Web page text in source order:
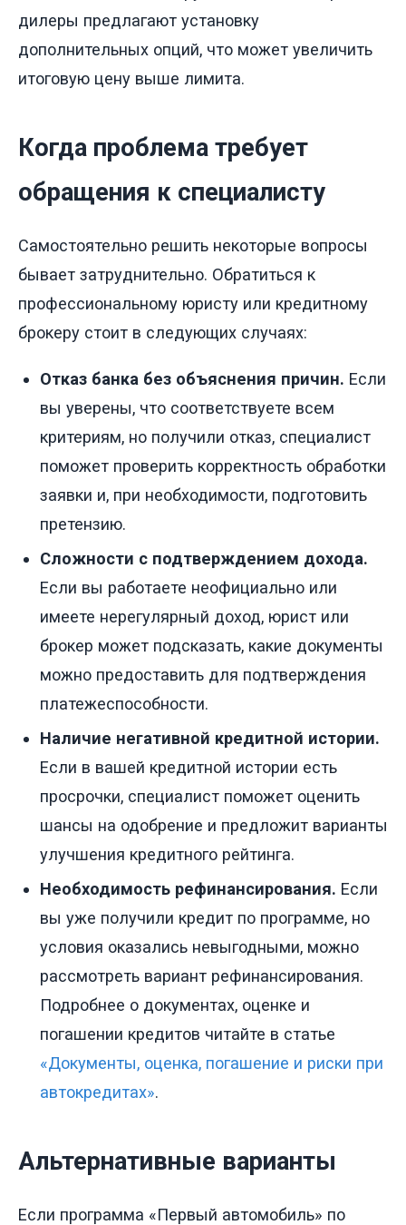
дилеры предлагают установку
дополнительных опций, что может увеличить
итоговую цену выше лимита.
Когда проблема требует
обращения к специалисту
Самостоятельно решить некоторые вопросы
бывает затруднительно. Обратиться к
профессиональному юристу или кредитному
брокеру стоит в следующих случаях:
Отказ банка без объяснения причин. Если
вы уверены, что соответствуете всем
критериям, но получили отказ, специалист
поможет проверить корректность обработки
заявки и, при необходимости, подготовить
претензию.
Сложности с подтверждением дохода.
Если вы работаете неофициально или
имеете нерегулярный доход, юрист или
брокер может подсказать, какие документы
можно предоставить для подтверждения
платежеспособности.
Наличие негативной кредитной истории.
Если в вашей кредитной истории есть
просрочки, специалист поможет оценить
шансы на одобрение и предложит варианты
улучшения кредитного рейтинга.
Необходимость рефинансирования. Если
вы уже получили кредит по программе, но
условия оказались невыгодными, можно
рассмотреть вариант рефинансирования.
Подробнее о документах, оценке и
погашении кредитов читайте в статье
«Документы, оценка, погашение и риски при
автокредитах».
Альтернативные варианты
Если программа «Первый автомобиль» по